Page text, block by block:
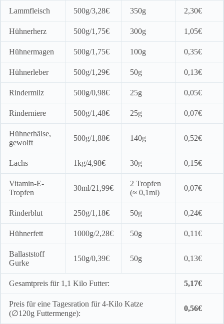
Lammfleisch 500g/3,28€ 350g 2,30€
Hühnerherz 500g/1,75€ 300g 1,05€
Hühnermagen 500g/1,75€ 100g 0,35€
Hühnerleber 500g/1,29€ 50g 0,13€
Rindermilz 500g/0,98€ 25g 0,05€
Rinderniere 500g/1,48€ 25g 0,07€
Hühnerhälse,
gewolft
500g/1,88€ 140g 0,52€
Lachs 1kg/4,98€ 30g 0,15€
Vitamin-E-
Tropfen
30ml/21,99€
2 Tropfen
(≈ 0,1ml)
0,07€
Rinderblut 250g/1,18€ 50g 0,24€
Hühnerfett 1000g/2,28€ 50g 0,11€
Ballaststoff
Gurke
150g/0,39€ 50g 0,13€
Gesamtpreis für 1,1 Kilo Futter: 5,17€
Preis für eine Tagesration für 4-Kilo Katze
(∅120g Futtermenge):
0,56€